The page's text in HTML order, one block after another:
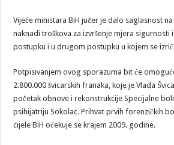
Vijeće ministara BiH jučer je dalo saglasnost
naknadi troškova za izvršenje mjera sigurnosti
postupku i u drugom postupku u kojem se
Potpisivanjem ovog sporazuma bit će
2.800.000 švicarskih franaka, koje je Vlada
početak obnove i rekonstrukcije Specijalne
psihijatriju Sokolac. Prihvat prvih forenzičkih
cijele BiH očekuje se krajem 2009. godine.